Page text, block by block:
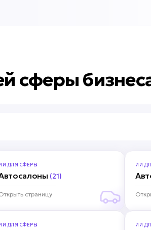
сферы
ДЛЯ СФЕРЫ
(21)
страницу
ИИ
ДЛЯ СФЕРЫ ИИ